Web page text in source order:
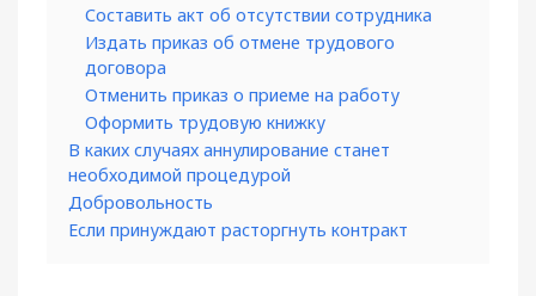
Составить акт об отсутствии сотрудника
Издать приказ об отмене трудового
договора
Отменить приказ о приеме на работу
Оформить трудовую книжку
В каких случаях аннулирование станет
необходимой процедурой
Добровольность
Если принуждают расторгнуть контракт